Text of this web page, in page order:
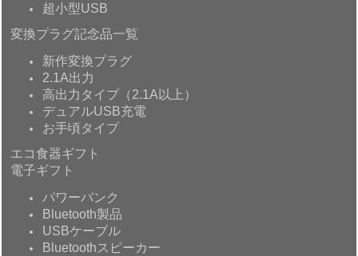
超小型USB
変換プラグ記念品一覧
新作変換プラグ
2.1A出力
高出力タイプ（2.1A以上）
デュアルUSB充電
お手頃タイプ
エコ食器ギフト
電子ギフト
パワーバンク
Bluetooth製品
USBケーブル
Bluetoothスピーカー